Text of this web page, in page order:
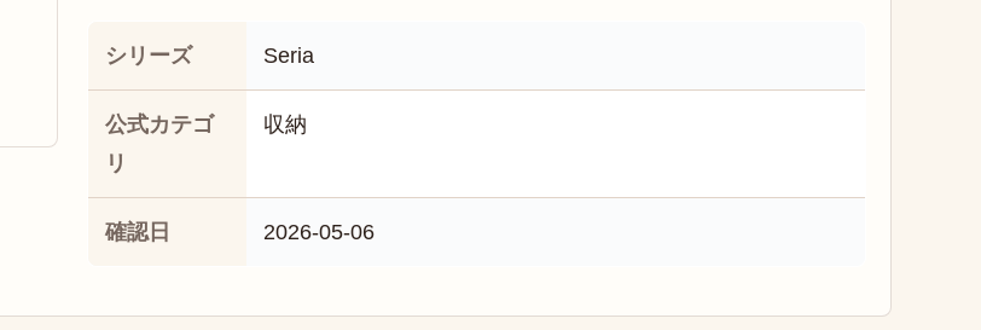
シリーズ Seria
公式カテゴ
リ
収納
確認日 2026-05-06